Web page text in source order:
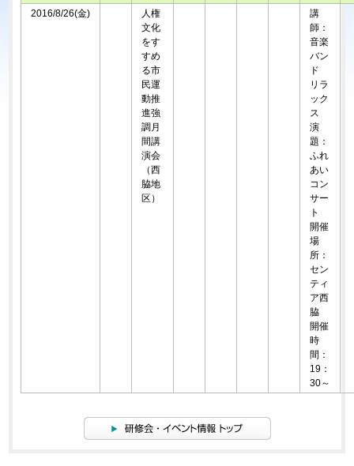
2016/8/26(金)
人権
文化
をす
すめ
る市
民運
動推
進強
調月
間講
演会
（西
脇地
区）
講
師：
音楽
バン
ド
リラ
ック
ス
演
題：
ふれ
あい
コン
サー
ト
開催
場
所：
セン
ティ
ア西
脇
開催
時
間：
19：
30～